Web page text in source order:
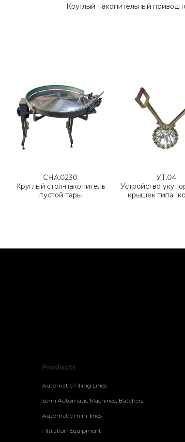
Круглый накопительный
СНА.0230
Круглый стол-накопитель
пустой тары
УТ.04
Устройство
крышек типа
Products
Automatic Filling Lines
Semi Automatic Machines, Batchers
Automatic mini-lines
Filtration Equipment